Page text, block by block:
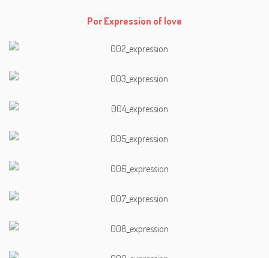
Por Expression of love